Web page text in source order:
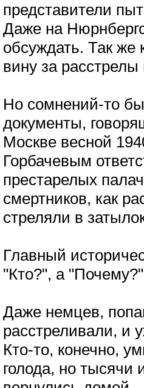
представители
Даже на
обсуждать. Так же
вину за
Но сомнений-то
документы,
Москве весной
Горбачевым
престарелых
смертников, как
стреляли в
Главный
"Кто?", а
Даже немцев,
расстреливали, и
Кто-то, конечно,
голода, но тысячи